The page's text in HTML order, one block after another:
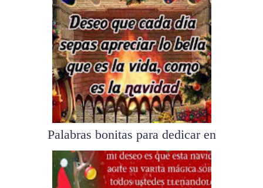
Palabras bonitas para dedicar en
es...